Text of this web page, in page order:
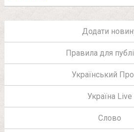
Додати
Правила для
Український
Україна Live
Слово